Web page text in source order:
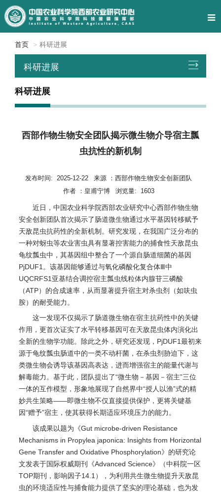
首页 科研进展
科研进展
科研进展
西部作物生物安全团队揭示微生物介导宿主瓢
虫抗性的新机制
发布时间: 2025-12-22 来源 ： 西部作物生物安全创新团队
作者 ： 皇甫宁博 浏览量: 1603
近日，中国农业科学院西部农业研究中心西部作物生物
安全创新团队首次揭示了肠道微生物通过水平基因转移赋予
天敌昆虫抗药性的全新机制。研究发现，在我国广泛分布的
一种对蚜虫等农业害虫具有显著控害能力的捕食性天敌昆虫
龟纹瓢虫中，其基因组中整合了一个源自肠道细菌的基因
PjDUF1。该基因能够通过与氧化磷酸化复合体Ⅲ中
UQCRFS1亚基结合调控宿主瓢虫线粒体内腺苷三磷酸
（ATP）的合成速率，从而显著提升宿主对杀虫剂（如呋虫
胺）的耐受能力。
这一发现不仅揭示了肠道微生物在宿主抗药性中的关键
作用，更首次证实了水平转移基因可在天敌昆虫体内演化出
全新的生物学功能。除此之外，研究还发现，PjDUF1最初来
源于龟纹瓢虫肠道中的一类不动杆菌，在杀虫剂胁迫下，这
类微生物会诱导该基因高表达，进而增强宿主的能量代谢与
解毒能力。基于此，团队提出了“微生物－基因－宿主”三位
一体的互作模型，形象地展现了自然界中“授人以渔”式的精
妙共生策略——即微生物不仅直接提供保护，更将关键基
因“赠予”宿主，使其获得长期适应环境压力的能力。
该成果以题为《Gut microbe-driven Resistance
Mechanisms in Propylea japonica: Insights from Horizontal
Gene Transfer and Oxidative Phosphorylation》的研究论
文发表于国际权威期刊《Advanced Science》（中科院一区
TOP期刊，影响因子14.1），为利用共生微生物提升天敌昆
虫的环境适应性与捕食能力提供了坚实的理论基础，也为发